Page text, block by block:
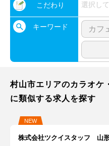
こだわり 選択し
キーワード
村山市エリアのカラオケ
に類似する求人を探す
NEW
株式会社ツクイスタッフ 山